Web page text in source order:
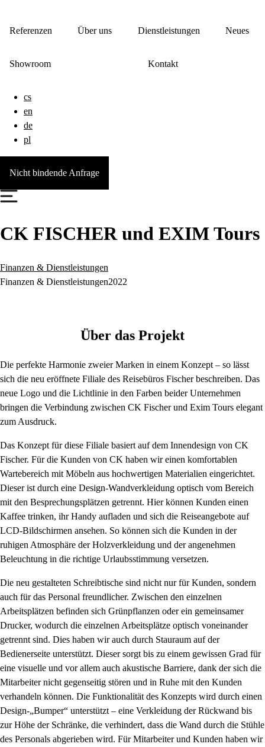
Referenzen Über uns Dienstleistungen Neues
Showroom Kontakt
cs
en
de
pl
Nicht bindende Anfrage
CK FISCHER und EXIM Tours
Finanzen & Dienstleistungen
Finanzen & Dienstleistungen2022
Über das Projekt
Die perfekte Harmonie zweier Marken in einem Konzept – so lässt
sich die neu eröffnete Filiale des Reisebüros Fischer beschreiben. Das
neue Logo und die Lichtlinie in den Farben beider Unternehmen
bringen die Verbindung zwischen CK Fischer und Exim Tours elegant
zum Ausdruck.
Das Konzept für diese Filiale basiert auf dem Innendesign von CK
Fischer. Für die Kunden von CK haben wir einen komfortablen
Wartebereich mit Möbeln aus hochwertigen Materialien eingerichtet.
Dieser ist durch eine Design-Wandverkleidung optisch vom Bereich
mit den Besprechungsplätzen getrennt. Hier können Kunden einen
Kaffee trinken, ihr Handy aufladen und sich die Reiseangebote auf
LCD-Bildschirmen ansehen. So können sich die Kunden in der
ruhigen Atmosphäre der Holzverkleidung und der angenehmen
Beleuchtung in die richtige Urlaubsstimmung versetzen.
Die neu gestalteten Schreibtische sind nicht nur für Kunden, sondern
auch für das Personal freundlicher. Zwischen den einzelnen
Arbeitsplätzen befinden sich Grünpflanzen oder ein gemeinsamer
Drucker, wodurch die einzelnen Arbeitsplätze optisch voneinander
getrennt sind. Dies haben wir auch durch Stauraum auf der
Bedienerseite unterstützt. Dieser sorgt bis zu einem gewissen Grad für
eine visuelle und vor allem auch akustische Barriere, dank der sich die
Mitarbeiter nicht gegenseitig stören und in Ruhe mit den Kunden
verhandeln können. Die Funktionalität des Konzepts wird durch einen
Design-„Bumper“ unterstützt – eine Verkleidung der Rückwand bis
zur Höhe der Schränke, die verhindert, dass die Wand durch die Stühle
des Personals abgerieben wird. Für Mitarbeiter und Kunden haben wir